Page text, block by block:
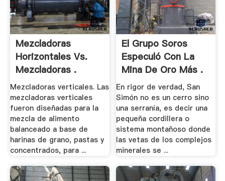
Mezcladoras
Horizontales Vs.
Mezcladoras .
Mezcladoras verticales. Las
mezcladoras verticales
fueron diseñadas para la
mezcla de alimento
balanceado a base de
harinas de grano, pastas y
concentrados, para ...
El Grupo Soros
Especuló Con La
Mina De Oro Más .
En rigor de verdad, San
Simón no es un cerro sino
una serranía, es decir una
pequeña cordillera o
sistema montañoso donde
las vetas de los complejos
minerales se ...